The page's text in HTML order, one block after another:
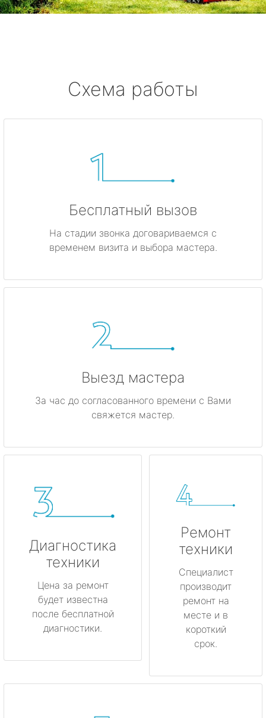
Схема работы
Бесплатный вызов
На стадии звонка договариваемся с
временем визита и выбора мастера.
Выезд мастера
За час до согласованного времени с Вами
свяжется мастер.
Диагностика
техники
Цена за ремонт
будет известна
после бесплатной
диагностики.
Ремонт
техники
Специалист
производит
ремонт на
месте и в
короткий
срок.